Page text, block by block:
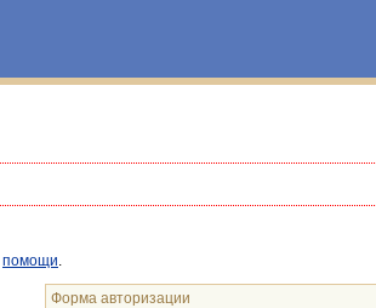
помощи
Форма авторизации